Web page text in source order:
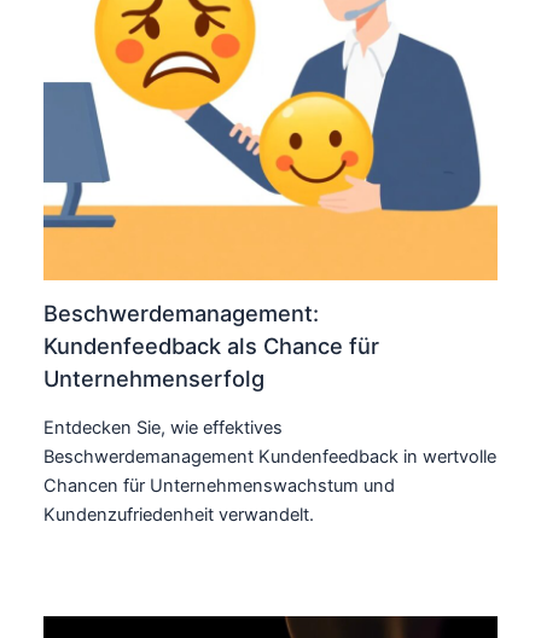
Beschwerdemanagement:
Kundenfeedback als Chance für
Unternehmenserfolg
Entdecken Sie, wie effektives
Beschwerdemanagement Kundenfeedback in wertvolle
Chancen für Unternehmenswachstum und
Kundenzufriedenheit verwandelt.